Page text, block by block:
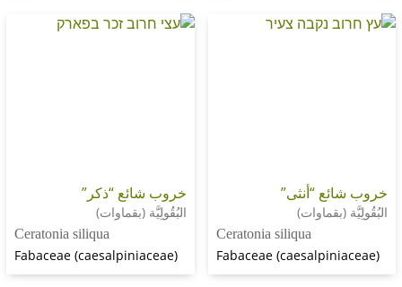
“أنثى”
Ceratonia siliqua
Fabaceae
خروب شائع “ذكر”
البُقُولِيَّة (بقماوات)
Ceratonia siliqua
Fabaceae (caesalpiniaceae)